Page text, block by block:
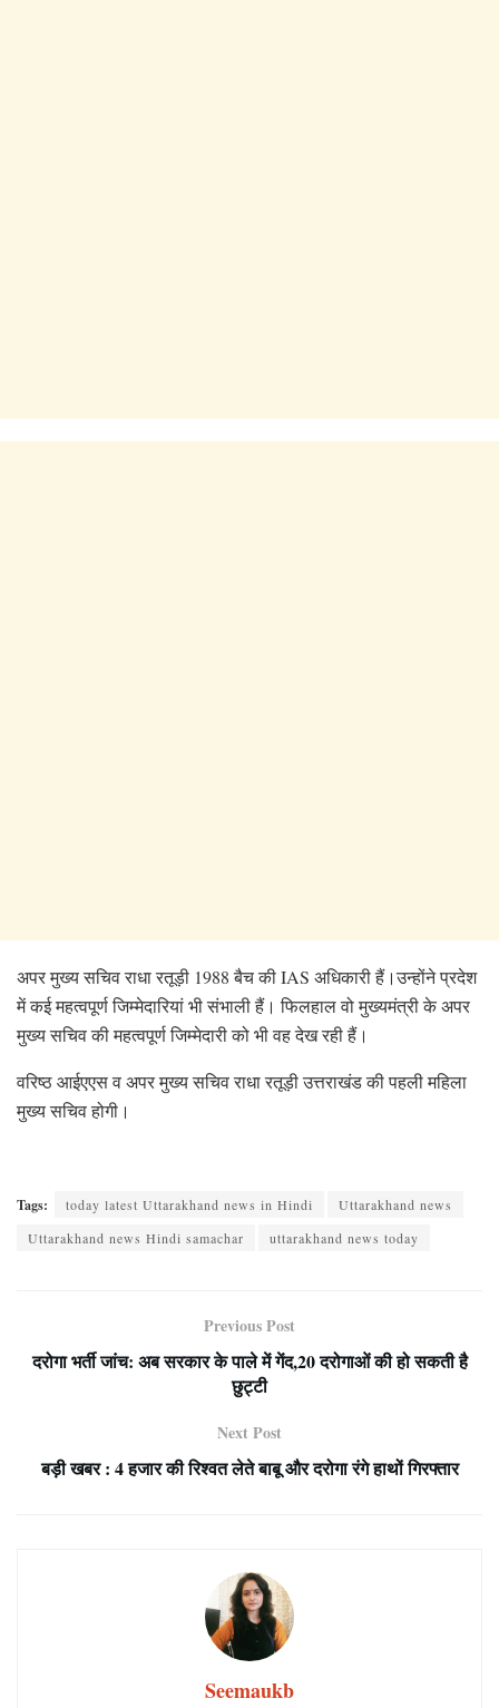
अपर मुख्य सचिव राधा रतूड़ी 1988 बैच की IAS अधिकारी हैं।उन्होंने प्रदेश
में कई महत्वपूर्ण जिम्मेदारियां भी संभाली हैं। फिलहाल वो मुख्यमंत्री के अपर
मुख्य सचिव की महत्वपूर्ण जिम्मेदारी को भी वह देख रही हैं।
वरिष्ठ आईएएस व अपर मुख्य सचिव राधा रतूड़ी उत्तराखंड की पहली महिला
मुख्य सचिव होगी।
Tags: today latest Uttarakhand news in Hindi
Uttarakhand news
Uttarakhand news Hindi samachar
uttarakhand news today
Previous Post
दरोगा भर्ती जांच: अब सरकार के पाले में गेंद,20 दरोगाओं की हो सकती है
छुट्टी
Next Post
बड़ी खबर : 4 हजार की रिश्वत लेते बाबू और दरोगा रंगे हाथों गिरफ्तार
Seemaukb